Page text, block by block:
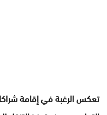
تعكس الرغبة في إقامة